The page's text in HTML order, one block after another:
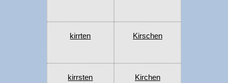
kirrten Kirschen
kirrsten Kirchen